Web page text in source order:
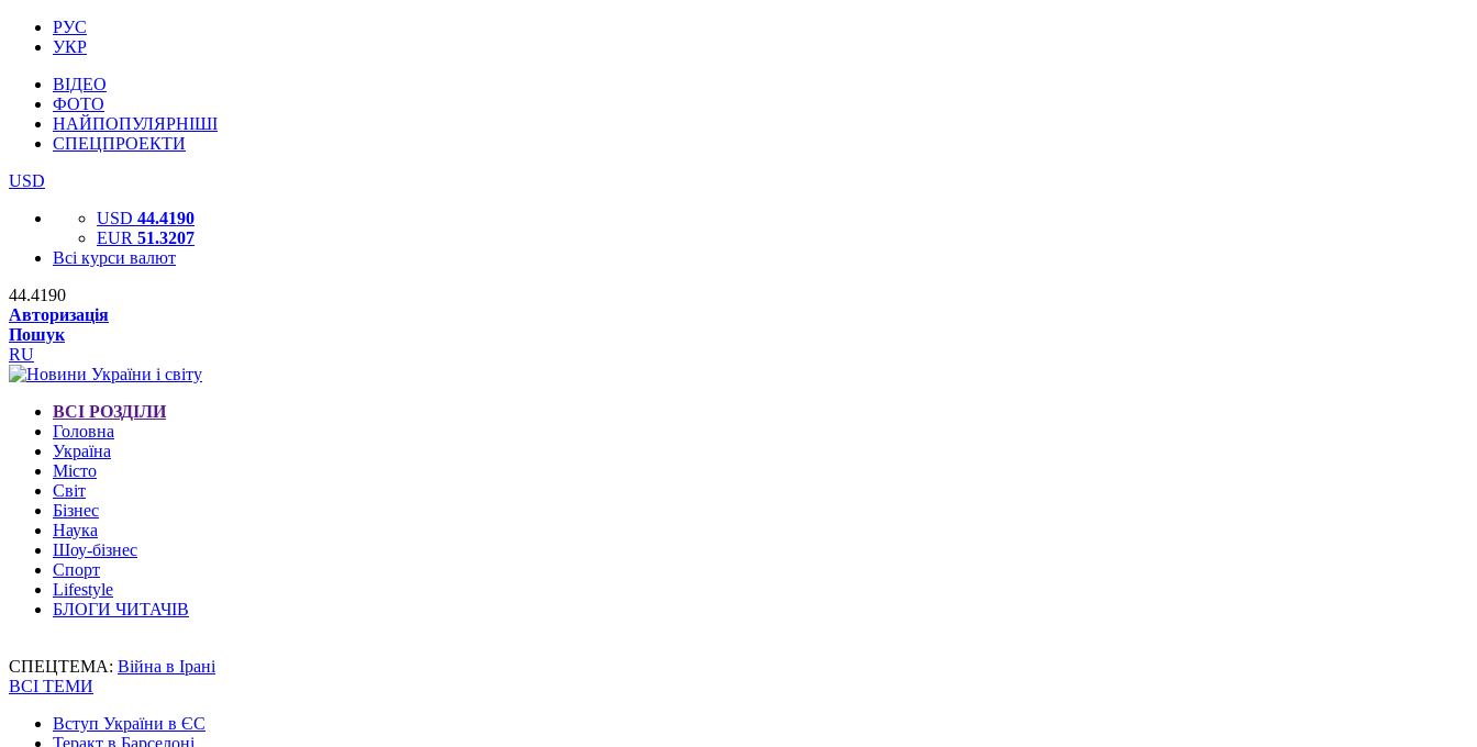
РУС
УКР
ВІДЕО
ФОТО
НАЙПОПУЛЯРНІШІ
СПЕЦПРОЕКТИ
USD
USD 44.4190
EUR 51.3207
Всі курси валют
44.4190
Авторизація
Пошук
RU
ВСІ РОЗДІЛИ
Головна
Україна
Місто
Світ
Бізнес
Наука
Шоу-бізнес
Спорт
Lifestyle
БЛОГИ ЧИТАЧІВ
СПЕЦТЕМА: Війна в Ірані
ВСІ ТЕМИ
Вступ України в ЄС
Теракт в Барселоні